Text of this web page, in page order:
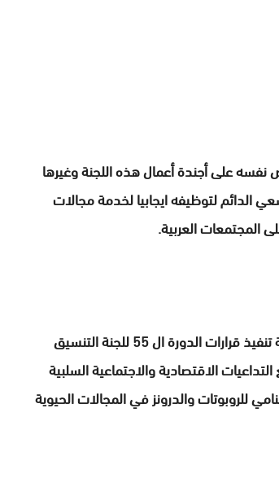
نفسه على أجندة أعمال هذه اللجنة وغيرها
الدائم لتوظيفه ايجابيا لخدمة مجالات
المجتمعات العربية.
ويتضمن جدول أعمال الدورة مناقشة عدد من البنود منها تقرير متابعة تنفيذ قرارات الدورة ال 55 للجنة التنسيق
الاقتصادية والاجتماعية السلبية
للروبوتات والدرونز في المجالات الحيوية